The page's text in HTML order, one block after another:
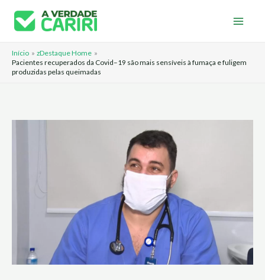
para
conteúdo
Início
zDestaque Home
Pacientes recuperados da Covid–19 são mais sensíveis à fumaça e fuligem
produzidas pelas queimadas